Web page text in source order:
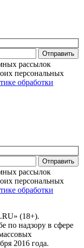
Отправить
рассылок
персональных
обработки
Отправить
рассылок
персональных
обработки
(18+).
по надзору в сфере
2016 года.